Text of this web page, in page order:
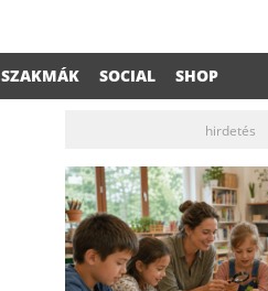
SZAKMÁK SOCIAL SHOP
hirdetés